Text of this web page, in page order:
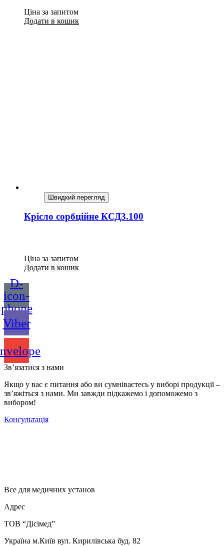
Ціна за запитом
Додати в кошик
Швидкий перегляд
Крісло сорбційне​​​​​​​ КСД3.100
Ціна за запитом
Додати в кошик
D-
icon-
phone
Viber
Зв’язатися з нами
Якщо у вас є питання або ви сумніваєтесь у виборі продукції –
зв’яжіться з нами. Ми завжди підкажемо і допоможемо з
вибором!
Консультація
Все для медичних установ
Адрес
ТОВ “Дісімед”
Україна м.Київ вул. Кирилівська буд. 82